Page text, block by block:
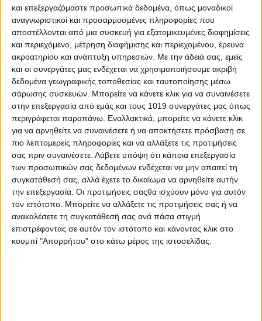
και επεξεργαζόμαστε προσωπικά δεδομένα, όπως μοναδικοί
αναγνωριστικοί και προσαρμοσμένες πληροφορίες που
αποστέλλονται από μια συσκευή για εξατομικευμένες διαφημίσεις
και περιεχόμενο, μέτρηση διαφήμισης και περιεχομένου, έρευνα
ακροατηρίου και ανάπτυξη υπηρεσιών. Με την άδειά σας, εμείς
και οι συνεργάτες μας ενδέχεται να χρησιμοποιήσουμε ακριβή
δεδομένα γεωγραφικής τοποθεσίας και ταυτοποίησης μέσω
σάρωσης συσκευών. Μπορείτε να κάνετε κλικ για να συναινέσετε
στην επεξεργασία από εμάς και τους 1019 συνεργάτες μας όπως
περιγράφεται παραπάνω. Εναλλακτικά, μπορείτε να κάνετε κλικ
για να αρνηθείτε να συναινέσετε ή να αποκτήσετε πρόσβαση σε
πιο λεπτομερείς πληροφορίες και να αλλάξετε τις προτιμήσεις
σας πριν συναινέσετε. Λάβετε υπόψη ότι κάποια επεξεργασία
των προσωπικών σας δεδομένων ενδέχεται να μην απαιτεί τη
συγκατάθεσή σας, αλλά έχετε το δικαίωμα να αρνηθείτε αυτήν
την επεξεργασία. Οι προτιμήσεις σαςθα ισχύουν μόνο για αυτόν
τον ιστότοπο. Μπορείτε να αλλάξετε τις προτιμήσεις σας ή να
ανακαλέσετε τη συγκατάθεσή σας ανά πάσα στιγμή
επιστρέφοντας σε αυτόν τον ιστότοπο και κάνοντας κλικ στο
κουμπί "Απορρήτου" στο κάτω μέρος της ιστοσελίδας.
Γιώργος Ψαθάς ο οποίος ευχαρίστησε το ΕΚΠΑ και τον κύριο
Ζαχαριάδη για την συνεργασία και τις ομιλίες οι οποίες όπως
τόνισε είναι πάρα πολύ σημαντικές και πολύ μεγάλης
σημασίας για την περιοχή και την ενημέρωση των πολιτών που
ασχολούνται με τον κλάδο.
Δείτε αποσπάσματα από την χθεσινή ομιλία και
φωτογραφίες